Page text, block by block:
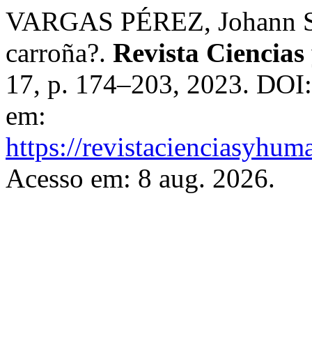
VARGAS PÉREZ, Johann
carroña?. Revista
17, p. 174–203, 2023.
em:
https://
Acesso em: 8 aug. 2026.